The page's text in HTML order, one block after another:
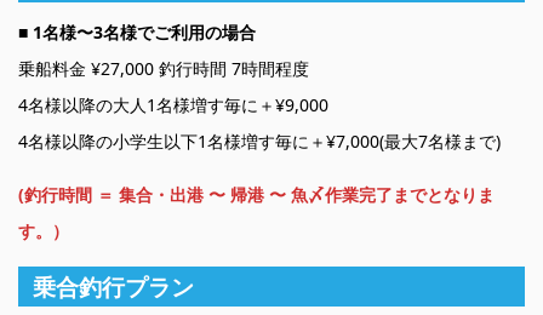
■ 1名様〜3名様でご利用の場合
乗船料金 ¥27,000 釣行時間 7時間程度
4名様以降の大人1名様増す毎に＋¥9,000
4名様以降の小学生以下1名様増す毎に＋¥7,000(最大7名様まで)
(釣行時間 ＝ 集合・出港 〜 帰港 〜 魚〆作業完了までとなりま
す。）
乗合釣行プラン